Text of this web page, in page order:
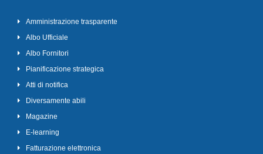
Amministrazione trasparente
Albo Ufficiale
Albo Fornitori
Pianificazione strategica
Atti di notifica
Diversamente abili
Magazine
E-learning
Fatturazione elettronica